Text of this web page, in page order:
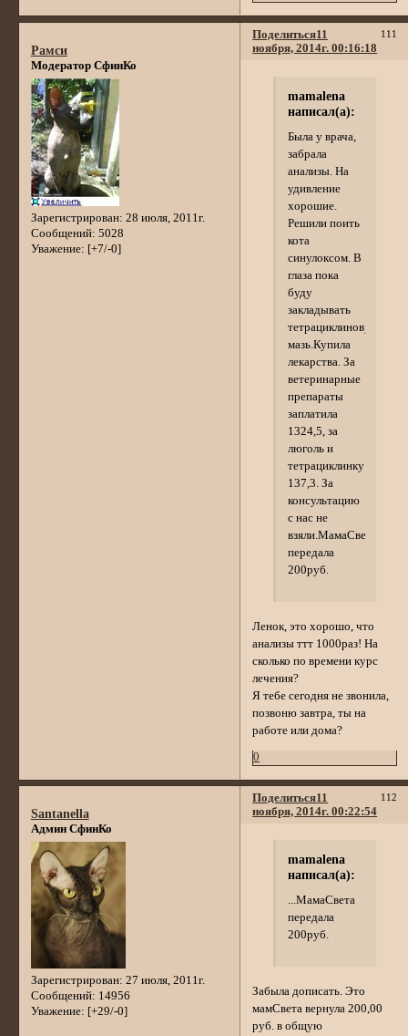
Поделиться 111
11
ноября, 2014г. 00:16:18
Рамси
Модератор СфинКо
Зарегистрирован: 28 июля, 2011г.
Сообщений: 5028
Уважение: [+7/-0]
mamalena
написал(а):
Была у врача,
забрала
анализы. На
удивление
хорошие.
Решили поить
кота
синулоксом. В
глаза пока
буду
закладывать
тетрациклиновую
мазь.Купила
лекарства. За
ветеринарные
препараты
заплатила
1324,5, за
люголь и
тетрациклинку
137,3. За
консультацию
с нас не
взяли.МамаСвета
передала
200руб.
Ленок, это хорошо, что
анализы ттт 1000раз! На
сколько по времени курс
лечения?
Я тебе сегодня не звонила,
позвоню завтра, ты на
работе или дома?
0
Поделиться 112
11
ноября, 2014г. 00:22:54
Santanella
Админ СфинКо
Зарегистрирован: 27 июля, 2011г.
Сообщений: 14956
Уважение: [+29/-0]
mamalena
написал(а):
...МамаСвета
передала
200руб.
Забыла дописать. Это
мамСвета вернула 200,00
руб. в общую